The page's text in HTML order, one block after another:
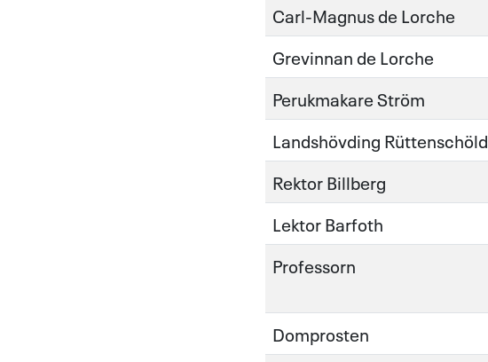
Carl-Magnus de Lorche
Grevinnan de Lorche
Perukmakare Ström
Landshövding Rüttenschöld
Rektor Billberg
Lektor Barfoth
Professorn
Domprosten